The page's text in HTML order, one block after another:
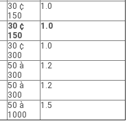
30 ¢
150
1.0
30 ¢
150
1.0
30 ¢
300
1.0
50 à
300
1.2
50 à
300
1.2
50 à
1000
1.5